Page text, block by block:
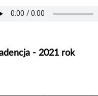
- 2021 rok